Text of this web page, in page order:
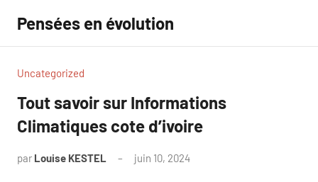
contenu
Pensées en évolution
Uncategorized
Tout savoir sur Informations
Climatiques cote d’ivoire
par Louise KESTEL juin 10, 2024